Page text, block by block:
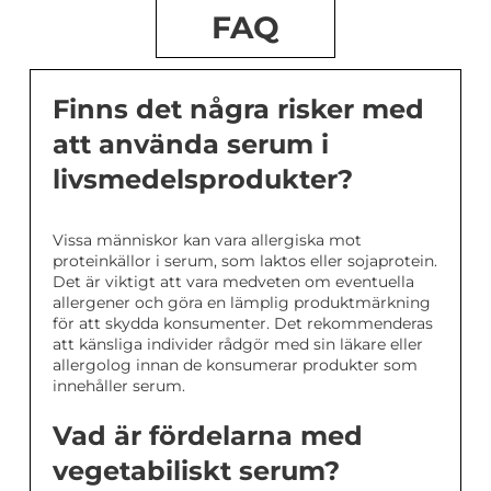
FAQ
Finns det några risker med
att använda serum i
livsmedelsprodukter?
Vissa människor kan vara allergiska mot
proteinkällor i serum, som laktos eller sojaprotein.
Det är viktigt att vara medveten om eventuella
allergener och göra en lämplig produktmärkning
för att skydda konsumenter. Det rekommenderas
att känsliga individer rådgör med sin läkare eller
allergolog innan de konsumerar produkter som
innehåller serum.
Vad är fördelarna med
vegetabiliskt serum?